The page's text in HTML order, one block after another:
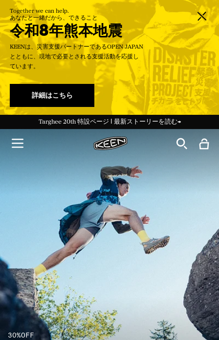
Together we can help.
あなたと一緒だから、できること
令和8年熊本地震
KEENは、災害支援パートナーであるOPEN JAPAN
とともに、現地で必要とされる支援活動を応援し
ています。
詳細はこちら
令和8年熊本地震に伴う配送遅延のお知らせ
ー30%Off KEEN DAYS開催中！ー
夏季休業期間中の営業について 7月31日更新
Targhee 20th 特設ページ Ι 最新ストーリーを読む→
＜会員特典＞新規登録で100Pt／ログインでいつでも送料無料
令和8年熊本地震に伴う配送遅延のお知らせ
ー30%Off KEEN DAYS開催中！ー
30%OFF